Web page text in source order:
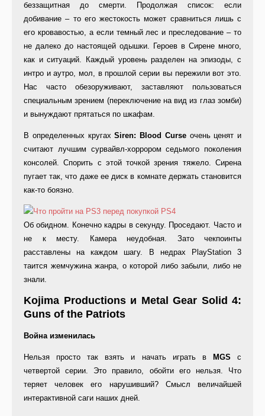
беззащитная до смерти. Продолжая список: если
добивание – то его жестокость может сравниться лишь с
его кровавостью, а если темный лес и преследование – то
не далеко до настоящей одышки. Героев в Сирене много,
как и ситуаций. Каждый уровень разделен на эпизоды, с
интро и аутро, мол, в прошлой серии вы пережили вот это.
Нас часто обезоруживают, заставляют пользоваться
специальным зрением (переключение на вид из глаз зомби)
и вынуждают прятаться по шкафам.
В определенных кругахSiren: Blood Curseочень ценят и
считают лучшим сурвайвл-хоррором седьмого поколения
консолей. Спорить с этой точкой зрения тяжело. Сирена
пугает так, что даже ее диск в комнате держать становится
как-то боязно.
Об обидном. Конечно кадры в секунду. Проседают. Часто и
не к месту. Камера неудобная. Зато чекпоинты
расставлены на каждом шагу. В недрах PlayStation 3
таится жемчужина жанра, о которой либо забыли, либо не
знали.
Kojima Productions и Metal Gear Solid 4:
Guns of the Patriots
Война изменилась
Нельзя просто так взять и начать играть в MGSс
четвертой серии. Это правило, обойти его нельзя. Что
теряет человек его нарушивший? Смысл величайшей
интерактивной саги наших дней.